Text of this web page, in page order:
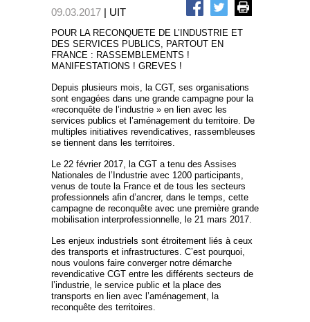
09.03.2017 | UIT
POUR LA RECONQUETE DE L’INDUSTRIE ET
DES SERVICES PUBLICS, PARTOUT EN
FRANCE : RASSEMBLEMENTS !
MANIFESTATIONS ! GREVES !
Depuis plusieurs mois, la CGT, ses organisations
sont engagées dans une grande campagne pour la
«reconquête de l’industrie » en lien avec les
services publics et l’aménagement du territoire. De
multiples initiatives revendicatives, rassembleuses
se tiennent dans les territoires.
Le 22 février 2017, la CGT a tenu des Assises
Nationales de l’Industrie avec 1200 participants,
venus de toute la France et de tous les secteurs
professionnels afin d’ancrer, dans le temps, cette
campagne de reconquête avec une première grande
mobilisation interprofessionnelle, le 21 mars 2017.
Les enjeux industriels sont étroitement liés à ceux
des transports et infrastructures. C’est pourquoi,
nous voulons faire converger notre démarche
revendicative CGT entre les différents secteurs de
l’industrie, le service public et la place des
transports en lien avec l’aménagement, la
reconquête des territoires.